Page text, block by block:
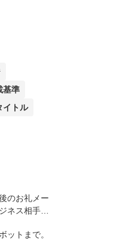
基準
イトル
のお礼メー
ネス相手に
ットまで。